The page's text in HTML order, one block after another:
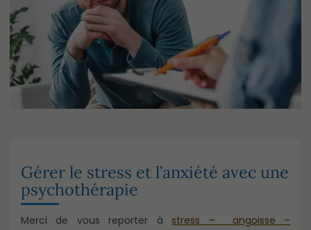
Gérer le stress et l’anxiété avec une
psychothérapie
Merci de vous reporter à stress – angoisse –